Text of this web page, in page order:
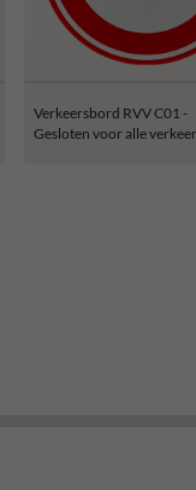
Verkeersbord RVV C01 -
Gesloten voor alle verkeer